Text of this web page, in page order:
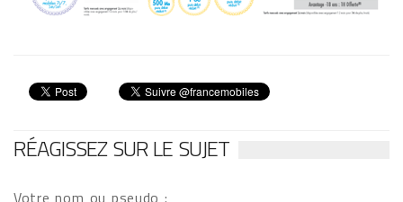
RÉAGISSEZ SUR LE SUJET
Votre nom ou pseudo :